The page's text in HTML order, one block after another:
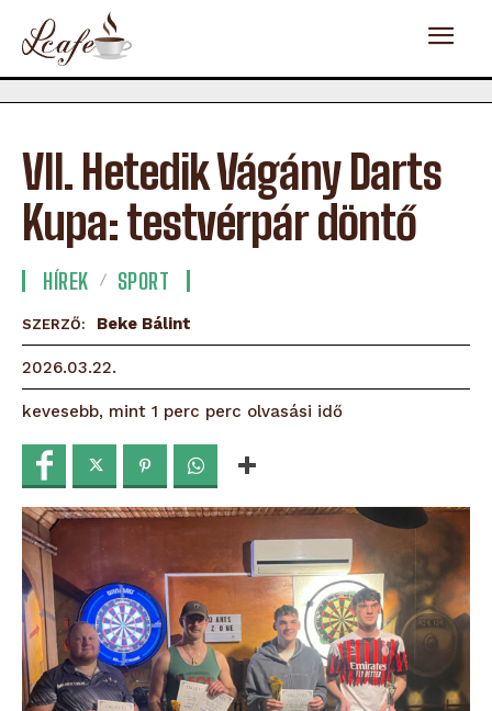
VII. Hetedik Vágány Darts
Kupa: testvérpár döntő
HÍREK SPORT
SZERZŐ: Beke Bálint
2026.03.22.
kevesebb, mint 1 perc perc olvasási idő